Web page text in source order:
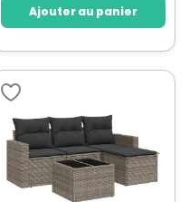
Ajouter au panier